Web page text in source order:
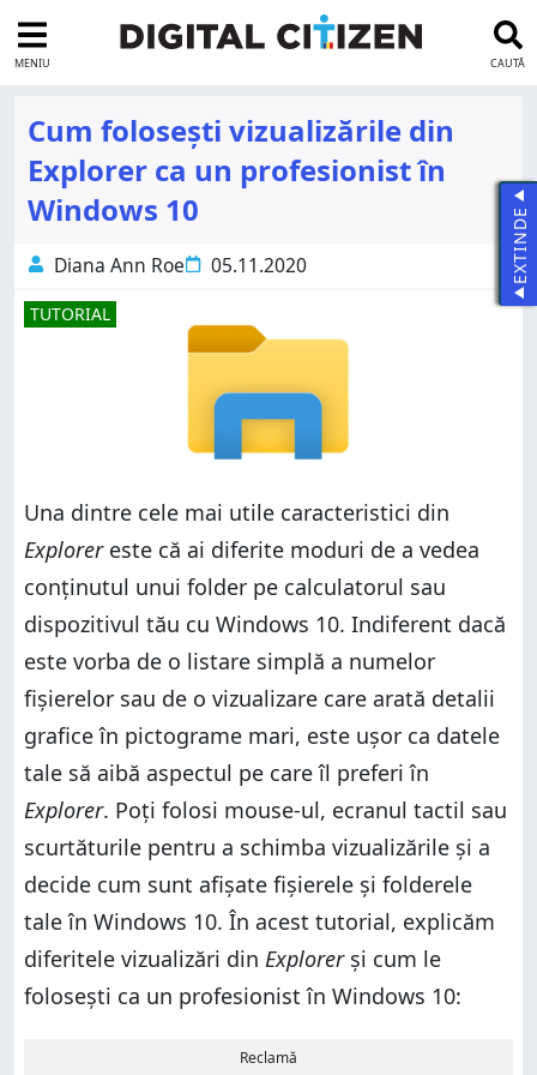
MENIU CAUTĂ
Cum folosești vizualizările din
Explorer ca un profesionist în
Windows 10
Diana Ann Roe 05.11.2020
TUTORIAL
Una dintre cele mai utile caracteristici din
Explorereste că ai diferite moduri de a vedea
conținutul unui folder pe calculatorul sau
dispozitivul tău cu Windows 10. Indiferent dacă
este vorba de o listare simplă a numelor
fișierelor sau de o vizualizare care arată detalii
grafice în pictograme mari, este ușor ca datele
tale să aibă aspectul pe care îl preferi în
Explorer. Poți folosi mouse-ul, ecranul tactil sau
scurtăturile pentru a schimba vizualizările și a
decide cum sunt afișate fișierele și folderele
tale în Windows 10. În acest tutorial, explicăm
diferitele vizualizări din Explorerși cum le
folosești ca un profesionist în Windows 10:
Reclamă
EXTINDE